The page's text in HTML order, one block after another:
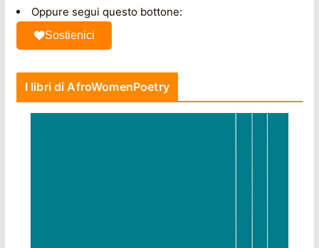
Oppure segui questo bottone:
Sostienici
I libri di AfroWomenPoetry